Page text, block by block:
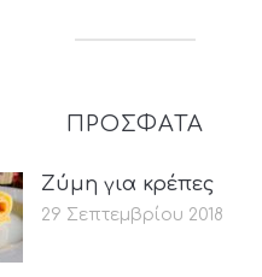
ΠΡΟΣΦΑΤΑ
Ζύμη για κρέπες
29 Σεπτεμβρίου 2018